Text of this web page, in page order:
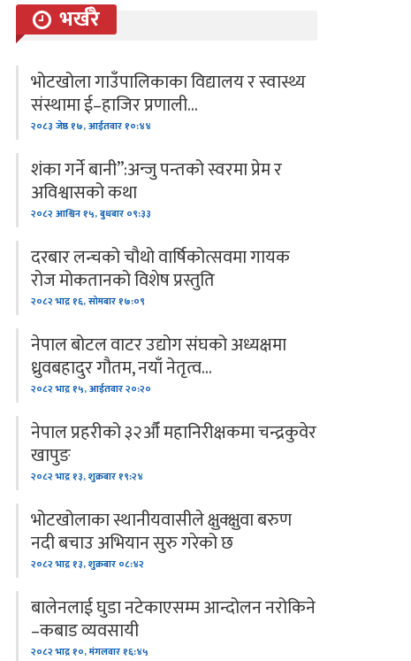
भर्खरै
भोटखोला गाउँपालिकाका विद्यालय र स्वास्थ्य
संस्थामा ई–हाजिर प्रणाली…
२०८३ जेष्ठ १७, आईतवार १०:४४
शंका गर्ने बानी”:अन्जु पन्तको स्वरमा प्रेम र
अविश्वासको कथा
२०८२ आश्विन १५, बुधबार ०९:३३
दरबार लन्चको चौथो वार्षिकोत्सवमा गायक
रोज मोकतानको विशेष प्रस्तुति
२०८२ भाद्र १६, सोमबार १७:०९
नेपाल बोटल वाटर उद्योग संघको अध्यक्षमा
ध्रुवबहादुर गौतम, नयाँ नेतृत्व…
२०८२ भाद्र १५, आईतवार २०:२०
नेपाल प्रहरीको ३२औँ महानिरीक्षकमा चन्द्रकुवेर
खापुङ
२०८२ भाद्र १३, शुक्रबार १९:२४
भोटखोलाका स्थानीयवासीले क्षुक्क्षुवा बरुण
नदी बचाउ अभियान सुरु गरेको छ
२०८२ भाद्र १३, शुक्रबार ०८:४२
बालेनलाई घुडा नटेकाएसम्म आन्दोलन नरोकिने
–कबाड व्यवसायी
२०८२ भाद्र १०, मंगलवार १६:४५